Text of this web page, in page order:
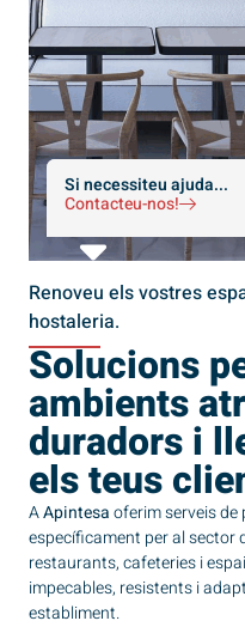
Si necessiteu ajuda...
Contacteu-nos!
Renoveu els vostres
hostaleria.
Solucions
ambients
duradors i
els teus
AApintesaoferim serveis
específicament per al sector
restaurants, cafeteries i
impecables, resistents i
establiment.